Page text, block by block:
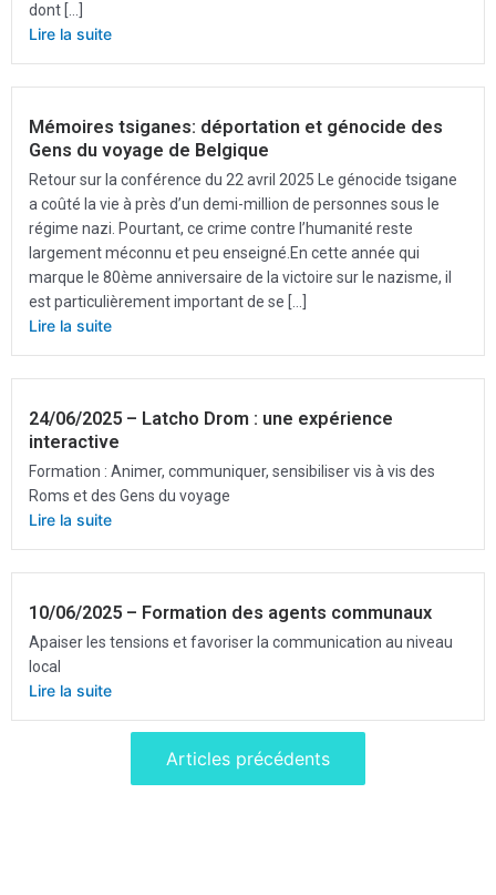
dont […]
Lire la suite
Mémoires tsiganes: déportation et génocide des
Gens du voyage de Belgique
Retour sur la conférence du 22 avril 2025 Le génocide tsigane
a coûté la vie à près d’un demi-million de personnes sous le
régime nazi. Pourtant, ce crime contre l’humanité reste
largement méconnu et peu enseigné.En cette année qui
marque le 80ème anniversaire de la victoire sur le nazisme, il
est particulièrement important de se […]
Lire la suite
24/06/2025 – Latcho Drom : une expérience
interactive
Formation : Animer, communiquer, sensibiliser vis à vis des
Roms et des Gens du voyage
Lire la suite
10/06/2025 – Formation des agents communaux
Apaiser les tensions et favoriser la communication au niveau
local
Lire la suite
Articles précédents